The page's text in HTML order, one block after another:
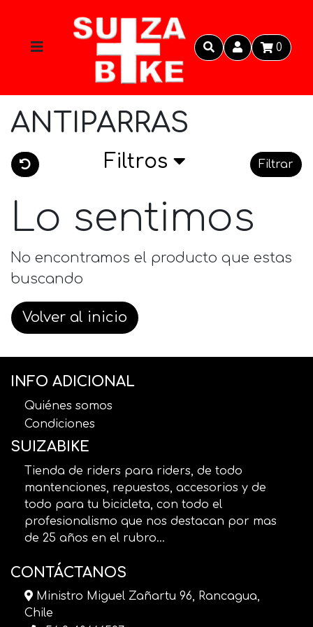
0
ANTIPARRAS
Filtros Filtrar
Lo sentimos
No encontramos el producto que estas
buscando
Volver al inicio
INFO ADICIONAL
Quiénes somos
Condiciones
SUIZABIKE
Tienda de riders para riders, de todo
mantenciones, repuestos, accesorios y de
todo para tu bicicleta, con todo el
profesionalismo que nos destacan por mas
de 25 años en el rubro...
CONTÁCTANOS
Ministro Miguel Zañartu 96, Rancagua,
Chile